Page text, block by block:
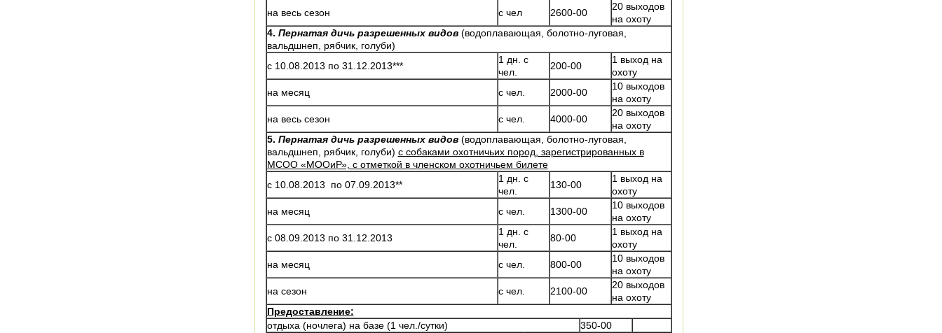
на весь сезон
с чел 2600-00
20 выходов
на охоту
4. Пернатая дичь разрешенных видов (водоплавающая, болотно-луговая,
вальдшнеп, рябчик, голуби)
с 10.08.2013 по 31.12.2013***
1 дн. с
чел.
200-00
1 выход на
охоту
на месяц
с чел. 2000-00
10 выходов
на охоту
на весь сезон
с чел. 4000-00
20 выходов
на охоту
5. Пернатая дичь разрешенных видов (водоплавающая, болотно-луговая,
вальдшнеп, рябчик, голуби) с собаками охотничьих пород, зарегистрированных в
МСОО «МООиР», с отметкой в членском охотничьем билете
с 10.08.2013 по 07.09.2013**
1 дн. с
чел.
130-00
1 выход на
охоту
на месяц
с чел. 1300-00
10 выходов
на охоту
с 08.09.2013 по 31.12.2013
1 дн. с
чел.
80-00
1 выход на
охоту
на месяц
с чел. 800-00
10 выходов
на охоту
на сезон
с чел. 2100-00
20 выходов
на охоту
Предоставление:
отдыха (ночлега) на базе (1 чел./сутки)
350-00